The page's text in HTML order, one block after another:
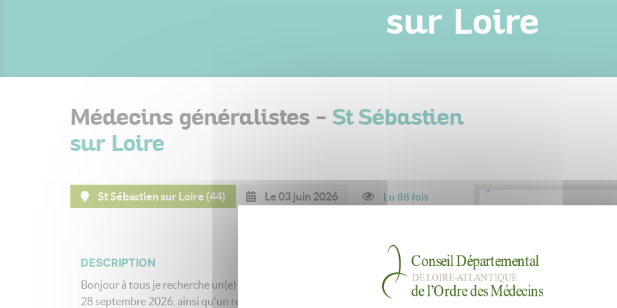
sur Loire
Médecins généralistes - St Sébastien
sur Loire
St Sébastien sur Loire (44) Le 03 juin 2026 Lu 88 fois
DESCRIPTION
Bonjour à tous je recherche un(e) remplaçant(e) du 13 au 31 juillet et du 16 au
28 septembre 2026, ainsi qu'un remplacement régulier pour tous les lundis à